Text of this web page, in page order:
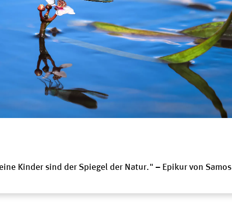
Kinder sind der Spiegel der Natur." – Epikur von Samos